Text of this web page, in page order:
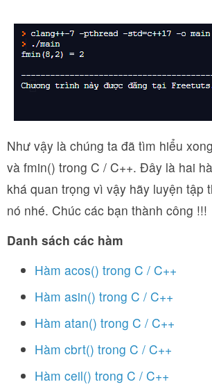
Như vậy là chúng ta đã tìm hiểu
và fmin() trong C / C++. Đây là hai
khá quan trọng vì vậy hãy luyện tập
nó nhé. Chúc các bạn thành công !!!
Danh sách các hàm
Hàm acos() trong C / C++
Hàm asin() trong C / C++
Hàm atan() trong C / C++
Hàm cbrt() trong C / C++
Hàm ceil() trong C / C++